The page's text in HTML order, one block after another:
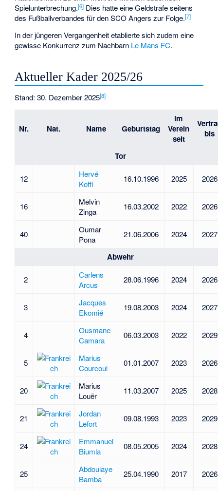
Spielunterbrechung.[6] Dies hatte eine Geldstrafe seitens
des Fußballverbandes für den SCO Angers zur Folge.[7]
In der jüngeren Vergangenheit etablierte sich zudem eine
gewisse Konkurrenz zum Nachbarn Le Mans FC.
Aktueller Kader 2025/26
Stand: 30. Dezember 2025[8]
Nr. Nat. Name Geburtstag
im
Verein
seit
bis
Tor
12
Hervé
Koffi
16.10.1996 2025 2026
16
Melvin
Zinga
16.03.2002 2022 2026
40
Oumar
Pona
21.06.2006 2024 2027
Abwehr
2
Carlens
Arcus
28.06.1996 2024 2026
3
Jacques
Ekomié
19.08.2003 2024 2027
4
Ousmane
Camara
06.03.2003 2022 2029
5
Marius
Courcoul
01.01.2007 2023 2026
20
Marius
Louër
11.03.2007 2025 2028
21
Jordan
Lefort
09.08.1993 2023 2029
24
Emmanuel
Biumla
08.05.2005 2024 2028
25
Abdoulaye
Bamba
25.04.1990 2017 2026